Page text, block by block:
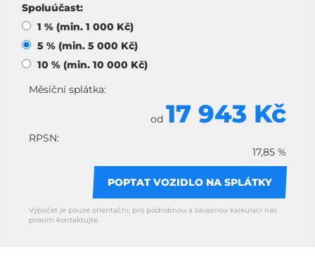
Spoluúčast:
1 % (min. 1 000 Kč)
5 % (min. 5 000 Kč)
10 % (min. 10 000 Kč)
Měsíční splátka:
od 17 943 Kč
RPSN:
17,85 %
POPTAT VOZIDLO NA SPLÁTKY
Výpočet je pouze orientační, pro podrobnou a závaznou kalkulaci nás
prosím kontaktujte.